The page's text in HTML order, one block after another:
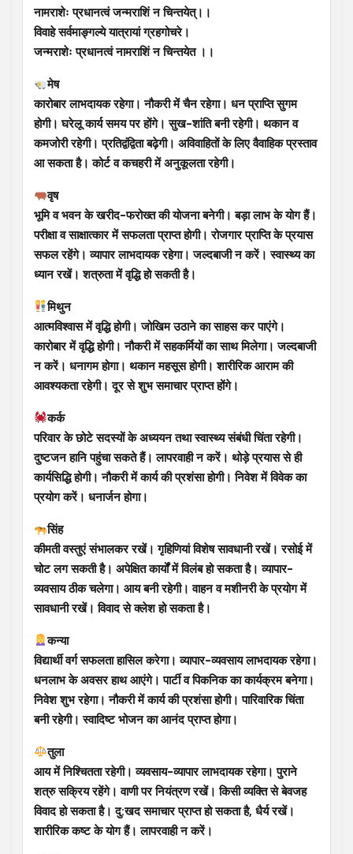
नामराशेः प्रधानत्वं जन्मराशिं न चिन्तयेत्।।
विवाहे सर्वमाङ्गल्ये यात्रायां ग्रहगोचरे।
जन्मराशेः प्रधानत्वं नामराशिं न चिन्तयेत ।।
मेष
कारोबार लाभदायक रहेगा। नौकरी में चैन रहेगा। धन प्राप्ति सुगम
होगी। घरेलू कार्य समय पर होंगे। सुख-शांति बनी रहेगी। थकान व
कमजोरी रहेगी। प्रतिद्वंद्विता बढ़ेगी। अविवाहितों के लिए वैवाहिक प्रस्ताव
आ सकता है। कोर्ट व कचहरी में अनुकूलता रहेगी।
वृष
भूमि व भवन के खरीद-फरोख्त की योजना बनेगी। बड़ा लाभ के योग हैं।
परीक्षा व साक्षात्कार में सफलता प्राप्त होगी। रोजगार प्राप्ति के प्रयास
सफल रहेंगे। व्यापार लाभदायक रहेगा। जल्दबाजी न करें। स्वास्थ्य का
ध्यान रखें। शत्रुता में वृद्धि हो सकती है।
मिथुन
आत्मविश्वास में वृद्धि होगी। जोखिम उठाने का साहस कर पाएंगे।
कारोबार में वृद्धि होगी। नौकरी में सहकर्मियों का साथ मिलेगा। जल्दबाजी
न करें। धनागम होगा। थकान महसूस होगी। शारीरिक आराम की
आवश्यकता रहेगी। दूर से शुभ समाचार प्राप्त होंगे।
कर्क
परिवार के छोटे सदस्यों के अध्ययन तथा स्वास्थ्य संबंधी चिंता रहेगी।
दुष्टजन हानि पहुंचा सकते हैं। लापरवाही न करें। थोड़े प्रयास से ही
कार्यसिद्धि होगी। नौकरी में कार्य की प्रशंसा होगी। निवेश में विवेक का
प्रयोग करें। धनार्जन होगा।
सिंह
कीमती वस्तुएं संभालकर रखें। गृहिणियां विशेष सावधानी रखें। रसोई में
चोट लग सकती है। अपेक्षित कार्यों में विलंब हो सकता है। व्यापार-
व्यवसाय ठीक चलेगा। आय बनी रहेगी। वाहन व मशीनरी के प्रयोग में
सावधानी रखें। विवाद से क्लेश हो सकता है।
कन्या
विद्यार्थी वर्ग सफलता हासिल करेगा। व्यापार-व्यवसाय लाभदायक रहेगा।
धनलाभ के अवसर हाथ आएंगे। पार्टी व पिकनिक का कार्यक्रम बनेगा।
निवेश शुभ रहेगा। नौकरी में कार्य की प्रशंसा होगी। पारिवारिक चिंता
बनी रहेगी। स्वादिष्ट भोजन का आनंद प्राप्त होगा।
तुला
आय में निश्चितता रहेगी। व्यवसाय-व्यापार लाभदायक रहेगा। पुराने
शत्रु सक्रिय रहेंगे। वाणी पर नियंत्रण रखें। किसी व्यक्ति से बेवजह
विवाद हो सकता है। दु:खद समाचार प्राप्त हो सकता है, धैर्य रखें।
शारीरिक कष्ट के योग हैं। लापरवाही न करें।